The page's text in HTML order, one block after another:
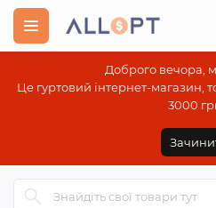
Доброго вечора,
Це гуртовий інтернет-магазин,
3000